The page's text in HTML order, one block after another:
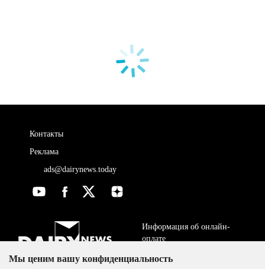
Контакты
Реклама
ads@dairynews.today
Информация об онлайн-
оплате
ДОГОВОР-ОФЕРТА
Мы ценим вашу конфиденциальность